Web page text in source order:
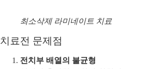
최소삭제 라미네이트 치료
치료전 문제점
전치부 배열의 불균형